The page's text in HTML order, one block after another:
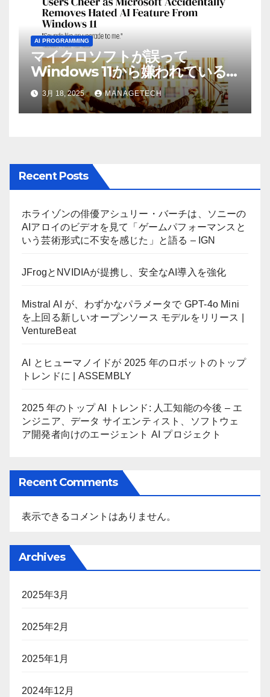
AI PROGRAMMING
マイクロソフトが誤って
Windows 11から嫌われている
AI機能を削除したことにユーザ
ーが歓喜
3月 18, 2025 MANAGETECH
Recent Posts
ホライゾンの俳優アシュリー・バーチは、ソニーの
AIアロイのビデオを見て「ゲームパフォーマンスと
いう芸術形式に不安を感じた」と語る – IGN
JFrogとNVIDIAが提携し、安全なAI導入を強化
Mistral AI が、わずかなパラメータで GPT-4o Mini
を上回る新しいオープンソース モデルをリリース |
VentureBeat
AI とヒューマノイドが 2025 年のロボットのトップ
トレンドに | ASSEMBLY
2025 年のトップ AI トレンド: 人工知能の今後 – エ
ンジニア、データ サイエンティスト、ソフトウェ
ア開発者向けのエージェント AI プロジェクト
Recent Comments
表示できるコメントはありません。
Archives
2025年3月
2025年2月
2025年1月
2024年12月